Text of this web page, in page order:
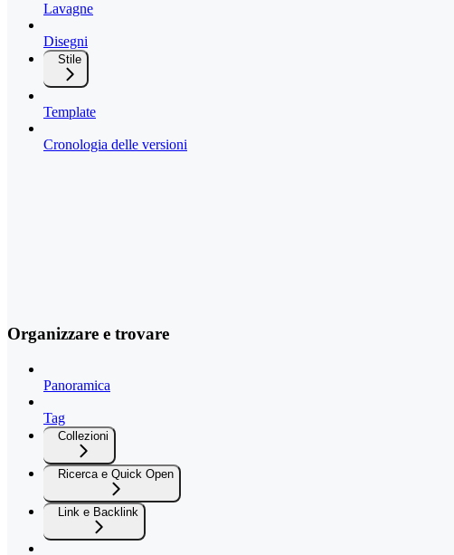
Lavagne
Disegni
Stile
Template
Cronologia delle versioni
Organizzare e trovare
Panoramica
Tag
Collezioni
Ricerca e Quick Open
Link e Backlink